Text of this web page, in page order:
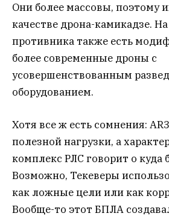
Они более массовы, поэтому
качестве дрона-камикадзе.
противника также есть
более современные дроны с
усовершенствованным
оборудованием.
Хотя все ж есть сомнения:
полезной нагрузки, а
комплекс РЛС говорит о
Возможно, Текеверы
как ложные цели или как
Вообще-то этот БПЛА